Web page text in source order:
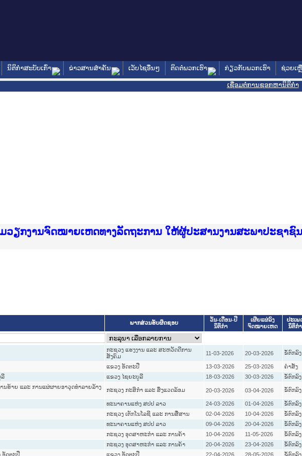
ນິຕິກໍາສະບັບເກົ່າ ຂ່າວສານສໍາຄັນ ເວັບໄຊອື່ນໆ ຕິດຕໍ່ພວກເຮົາ ກ່ຽວກັບພວກເຮົາ ຊ່ວຍເ
ເຊື່ອມຕໍ່ການຊອກຫານິຕິກຳ
Justice Lao PDR
ຊຈົດໝາຍເຫດທາງລັດຖະການ ແລະ ແອັບກົດໝາຍລາວ ທີ່ ສະຖາບັນຍຸຕິ
ຳ
ວຽກງານຈົດໝາຍເຫດທາງລັດຖະການ ໃຫ້ຜູ້ປະສານງານສະພາປະຊາຊົ
ບທວນຄືນການຈັດຕັ້ງປະຕິບັດວຽກງານຈົດໝາຍເຫດທາງລັດຖະການ
ະສານງານວຽກງານຈົດໝາຍເຫດທາງລັດຖະການ ສຳລັບ ພາກກາງ
ະສານງານວຽກງານຈົດໝາຍເຫດທາງລັດຖະການ ສຳລັບ ພາກໃຕ້
ກົດໝາຍລາວ ແລະ ເວັບໄຊຈົດໝາຍເຫດທາງລັດຖະການ ທີ່ ວິທະຍາຄາ
ກົດໝາຍລາວ ແລະ ເວັບໄຊຈົດໝາຍເຫດທາງລັດຖະການ ທີ່ ວິທະຍາຄາ
ກງານຈົດໝາຍເຫດທາງລັດຖະການໃຫ້ຜູ້ປະສານງານຂັ້ນແຂວງພາກເໜືອ
ວຽກງານຈົດໝາຍເຫດທາງລັດຖະການ ໃຫ້ຜູ້ປະສານງານສະພາປະຊາຊົ
ພາກສ່ວນຮັບຜິດຊອບ
ວັນ-ເດືອນ-ປີ
ນິຕິກໍາ
ເຜີຍແຜ່ລົງ
ຈົດໝາຍເຫດ
ປະເພ
ນິຕິກໍາ
ກະຊວງ ແຮງງານ ແລະ ສະຫວັດດີການ
ສັງຄົມ
11-03-2026 20-03-2026 ຂໍ້ຕົກລົງ
ແຂວງ ອັດຕະປື 13-03-2026 25-03-2026 ຄໍາສັ່ງ
ລີ ແຂວງ ໄຊຍະບູລີ 18-03-2026 30-03-2026 ຂໍ້ຕົກລົງ
ນຮ້າຍ ແລະ ການແຜ່ຜາຍອາວຸດທຳລາຍລ້າງ
ກະຊວງ ກະສິກຳ ແລະ ສິ່ງແວດລ້ອມ 20-03-2026 03-04-2026 ຂໍ້ຕົກລົງ
ທະນາຄານແຫ່ງ ສປປ ລາວ 24-03-2026 01-04-2026 ຂໍ້ຕົກລົງ
ກະຊວງ ເຕັກໂນໂລຊີ ແລະ ການສື່ສານ 02-04-2026 10-04-2026 ຂໍ້ຕົກລົງ
ທະນາຄານແຫ່ງ ສປປ ລາວ 09-04-2026 20-04-2026 ຂໍ້ຕົກລົງ
ກະຊວງ ອຸດສາຫະກຳ ແລະ ການຄ້າ 10-04-2026 11-05-2026 ຂໍ້ຕົກລົງ
ກະຊວງ ອຸດສາຫະກຳ ແລະ ການຄ້າ 20-04-2026 23-04-2026 ຂໍ້ຕົກລົງ
ອັດຕະປື ແຂວງ ອັດຕະປື 22-04-2026 28-05-2026 ຂໍ້ຕົກລົງ